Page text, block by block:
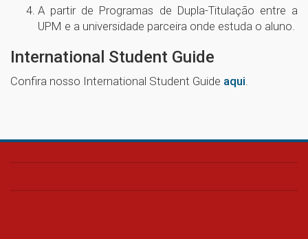
A partir de Programas de Dupla-Titulação entre a
UPM e a universidade parceira onde estuda o aluno.
International Student Guide
Confira nosso International Student Guide aqui.